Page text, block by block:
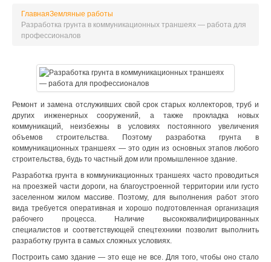
ГлавнаяЗемляные работы
Разработка грунта в коммуникационных траншеях — работа для
профессионалов
Ремонт и замена отслуживших свой срок старых коллекторов, труб и
других инженерных сооружений, а также прокладка новых
коммуникаций, неизбежны в условиях постоянного увеличения
объемов строительства. Поэтому разработка грунта в
коммуникационных траншеях — это один из основных этапов любого
строительства, будь то частный дом или промышленное здание.
Разработка грунта в коммуникационных траншеях часто проводиться
на проезжей части дороги, на благоустроенной территории или густо
заселенном жилом массиве. Поэтому, для выполнения работ этого
вида требуется оперативная и хорошо подготовленная организация
рабочего процесса. Наличие высококвалифицированных
специалистов и соответствующей спецтехники позволит выполнить
разработку грунта в самых сложных условиях.
Построить само здание — это еще не все. Для того, чтобы оно стало